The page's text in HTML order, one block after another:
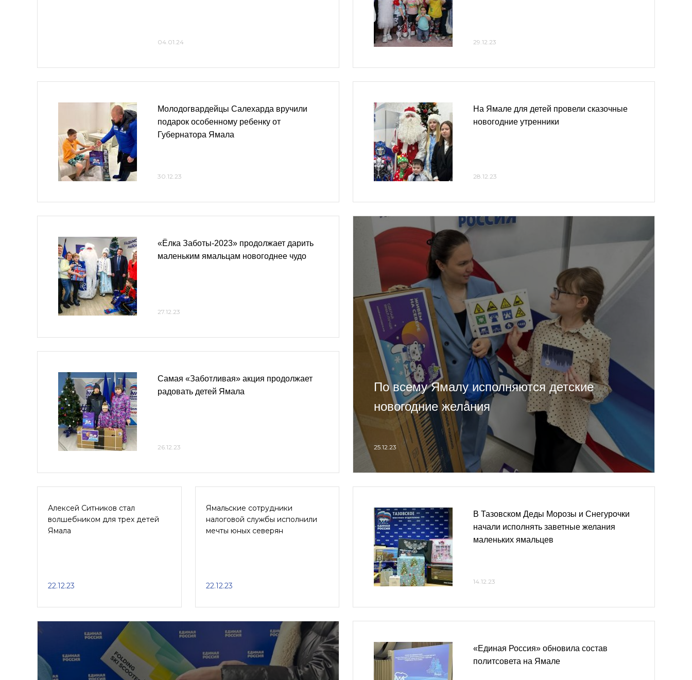
04.01.24
Молодогвардейцы Салехарда вручили
подарок особенному ребенку от
Губернатора Ямала
30.12.23
29.12.23
На Ямале для детей провели сказочные
новогодние утренники
28.12.23
«Ёлка Заботы-2023» продолжает дарить
маленьким ямальцам новогоднее чудо
27.12.23
Самая «Заботливая» акция продолжает
радовать детей Ямала
26.12.23
По всему Ямалу исполняются детские
новогодние желания
25.12.23
Алексей Ситников стал
волшебником для трех детей
Ямала
22.12.23
Ямальские сотрудники
налоговой службы исполнили
мечты юных северян
22.12.23
В Тазовском Деды Морозы и Снегурочки
начали исполнять заветные желания
маленьких ямальцев
14.12.23
«Единая Россия» обновила состав
политсовета на Ямале